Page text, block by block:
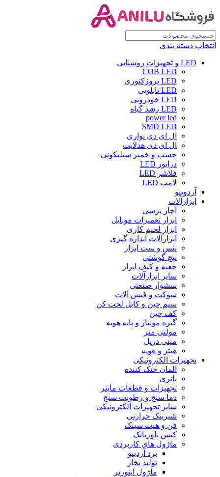
انتخاب دسته بندی
LED و تجهیزات روشنایی
COB LED
LED پروژکتوری
LED تابلویی
LED خودرویی
LED رشد گیاه
power led
SMD LED
ال ای دی نواری
ال ای دی هدلایت
چسب و خمیر سیلیکونی
درایور LED
فلاشر LED
لامپ LED
آردوینو
ابزارآلات
آچار پرسی
ابزار تعمیرات موبایل
ابزار لحیم کاری
ابزارآلات اندازه گیری
پنس و ست ابزار
پیچ گوشتی
جعبه و کیف ابزار
سایر ابزارآلات
سشوار صنعتی
سوکت و فیش آلات
سیم چین و کابل لخت کن
کف چین
گیره مونتاژ و پایه هویه
مولتی متر
مینی دریل
هیتر و هویه
تجهیزات الکترونیکی
المان خنک کننده
باتری
تجهیزات و قطعات ماینر
دما سنج و رطوبت سنج
سایر تجهیزات الکترونیکی
شیرینک حرارتی
فن و هیت سینک
کیس پاوربانک
ماژول های کاربردی
برد آردینو
تولید بخار
ماژول اینورتر